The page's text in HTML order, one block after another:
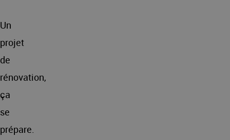
Un
projet
de
rénovation,
ça
se
prépare.